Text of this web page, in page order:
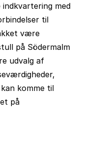
med
til
være
på Södermalm
udvalg af
komme til
på